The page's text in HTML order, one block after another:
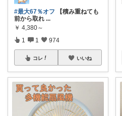
#最大67％オフ 【積み重ねても
前から取れ ...
￥ 4,380～
1 1 974
コレ いいね